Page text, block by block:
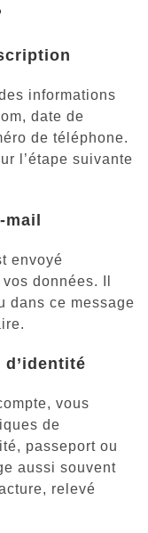
informations
date de
de téléphone.
l’étape suivante
mail
envoyé
données. Il
dans ce message
vous
de
passeport ou
aussi souvent
relevé